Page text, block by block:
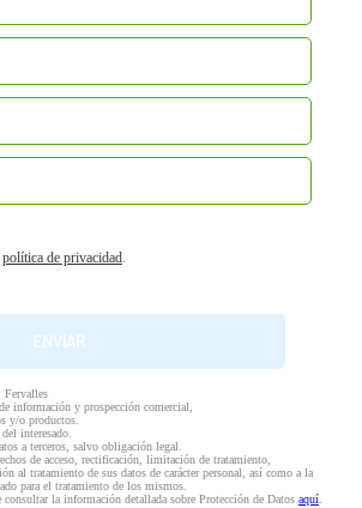
política de privacidad.
Fervalles
información y prospección comercial,
y/o productos.
interesado.
a terceros, salvo obligación legal.
de acceso, rectificación, limitación de tratamiento,
al tratamiento de sus datos de carácter personal, así como a la
para el tratamiento de los mismos.
consultar la información detallada sobre Protección de Datos aquí.